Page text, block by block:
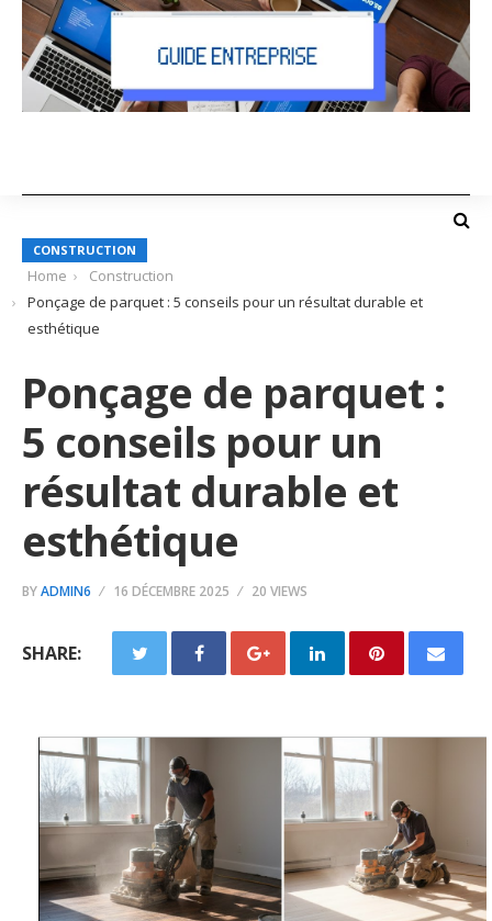
CONSTRUCTION
Home
Construction
Ponçage de parquet : 5 conseils pour un résultat durable et
esthétique
Ponçage de parquet :
5 conseils pour un
résultat durable et
esthétique
BYADMIN6 16 DÉCEMBRE 2025 20 VIEWS
SHARE: